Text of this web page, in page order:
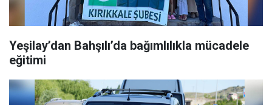
Yeşilay’dan Bahşılı’da bağımlılıkla mücadele
eğitimi